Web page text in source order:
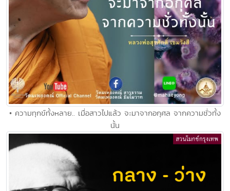
• ความทุกข์ทั้งหลาย.. เมื่อสาวไปแล้ว จะมาจากอกุศล จากความชั่วทั้ง
นั้น